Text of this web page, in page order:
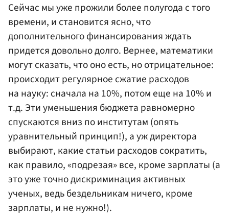
Сейчас мы уже прожили более полугода с того
времени, и становится ясно, что
дополнительного финансирования ждать
придется довольно долго. Вернее, математики
могут сказать, что оно есть, но отрицательное:
происходит регулярное сжатие расходов
на науку: сначала на 10%, потом еще на 10% и
т.д. Эти уменьшения бюджета равномерно
спускаются вниз по институтам (опять
уравнительный принцип!), а уж директора
выбирают, какие статьи расходов сократить,
как правило, «подрезая» все, кроме зарплаты (а
это уже точно дискриминация активных
ученых, ведь бездельникам ничего, кроме
зарплаты, и не нужно!).